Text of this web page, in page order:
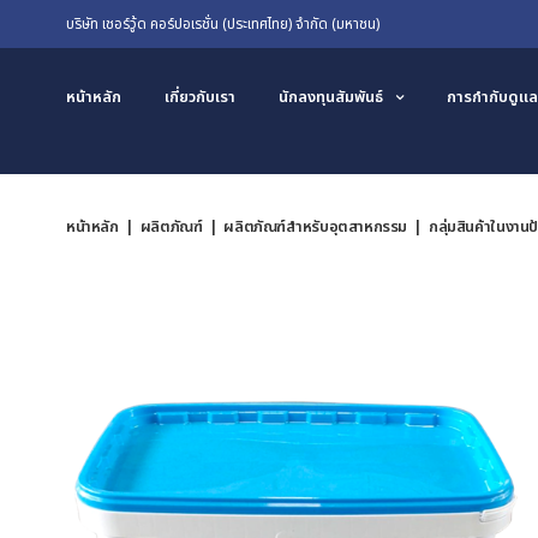
บริษัท เชอร์วู้ด คอร์ปอเรชั่น (ประเทศไทย) จำกัด (มหาชน)
หน้าหลัก เกี่ยวกับเรา นักลงทุนสัมพันธ์ การกำกับดูแ
หน้าหลัก | ผลิตภัณฑ์ | ผลิตภัณฑ์สำหรับอุตสาหกรรม | กลุ่มสินค้าในงานป้